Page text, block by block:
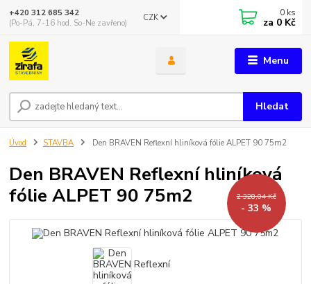
Menu
CZK
Hledat
+420 312 685 342
(Po-Pá, 7-16 hod. So-Ne zavřeno)
0 ks
za 0 Kč
Úvod STAVBA Den BRAVEN Reflexní hliníková fólie ALPET 90 75m2
Den BRAVEN Reflexní hliníková
fólie ALPET 90 75m2
2 328,04 Kč
- 33 %